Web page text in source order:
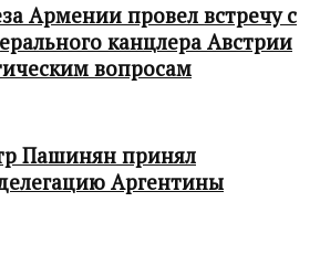
Армении провел встречу с
канцлера Австрии
вопросам
Пашинян принял
Аргентины